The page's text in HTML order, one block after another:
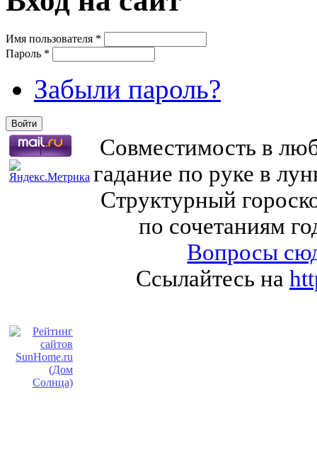
Имя пользователя *
Пароль *
Забыли пароль?
Совместимость в
гадание по руке в
Структурный
по сочетаниям
Вопросы
Ссылайтесь на